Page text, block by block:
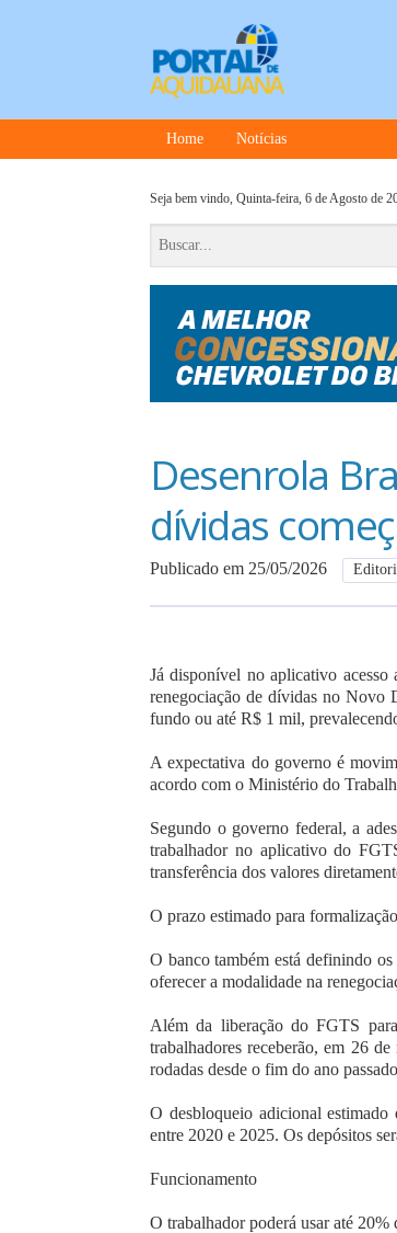
Home Notícias
Seja bem vindo, Quinta-feira, 6 de Agosto de
Desenrola
dívidas
Publicado em 25/05/2026
Já disponível no aplicativo
renegociação de dívidas no Novo
fundo ou até R$ 1 mil,
A expectativa do governo é
acordo com o Ministério do
Segundo o governo federal, a
trabalhador no aplicativo do
transferência dos valores
O prazo estimado para
O banco também está definindo
oferecer a modalidade na
Além da liberação do FGTS
trabalhadores receberão, em 26
rodadas desde o fim do ano
O desbloqueio adicional estimado
entre 2020 e 2025. Os depósitos
Funcionamento
O trabalhador poderá usar até